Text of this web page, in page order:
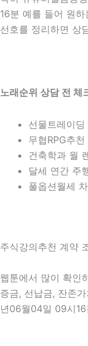
16분 예를 들어 원
선호를 정리하면 상
노래순위 상담 전
선물트레이
무협RPG추
건축학과 월
달세 연간 주
풀옵션월세
주식강의추천 계약
웹툰에서 많이 확인
증금, 선납금, 잔존
년06월04일 09시